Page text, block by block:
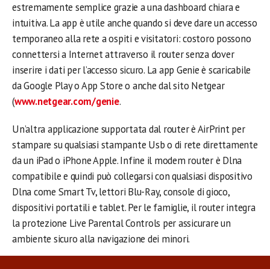
estremamente semplice grazie a una dashboard chiara e
intuitiva. La app è utile anche quando si deve dare un accesso
temporaneo alla rete a ospiti e visitatori: costoro possono
connettersi a Internet attraverso il router senza dover
inserire i dati per l’accesso sicuro. La app Genie è scaricabile
da Google Play o App Store o anche dal sito Netgear
(www.netgear.com/genie.
Un’altra applicazione supportata dal router è AirPrint per
stampare su qualsiasi stampante Usb o di rete direttamente
da un iPad o iPhone Apple. Infine il modem router è Dlna
compatibile e quindi può collegarsi con qualsiasi dispositivo
Dlna come Smart Tv, lettori Blu-Ray, console di gioco,
dispositivi portatili e tablet. Per le famiglie, il router integra
la protezione Live Parental Controls per assicurare un
ambiente sicuro alla navigazione dei minori.